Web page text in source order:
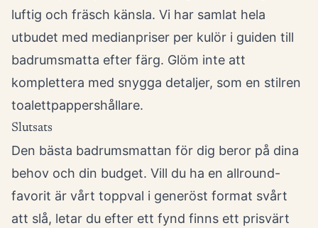
luftig och fräsch känsla. Vi har samlat hela
utbudet med medianpriser per kulör i guiden till
badrumsmatta efter färg. Glöm inte att
komplettera med snygga detaljer, som en stilren
toalettpappershållare.
Slutsats
Den bästa badrumsmattan för dig beror på dina
behov och din budget. Vill du ha en allround-
favorit är vårt toppval i generöst format svårt
att slå, letar du efter ett fynd finns ett prisvärt